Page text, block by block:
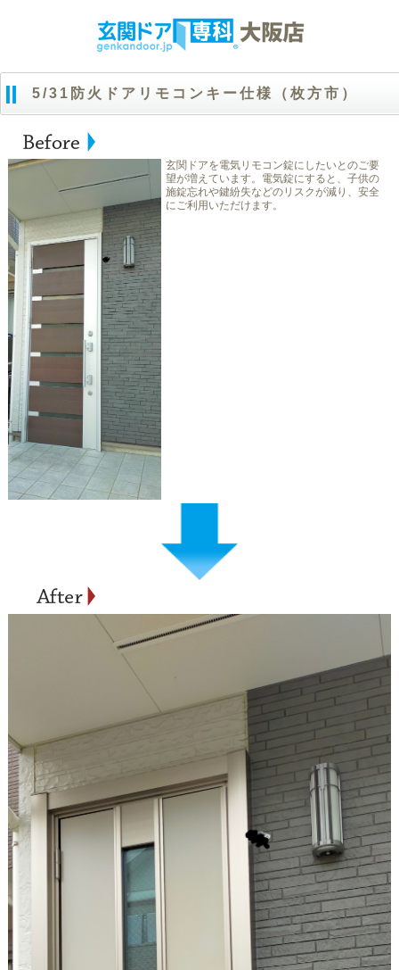
5/31防火ドアリモコンキー仕様（枚方市）
玄関ドアを電気リモコン錠にしたいとのご要
望が増えています。電気錠にすると、子供の
施錠忘れや鍵紛失などのリスクが減り、安全
にご利用いただけます。